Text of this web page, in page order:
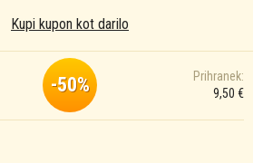
Kupi kupon kot darilo
-50%
Prihranek:
9,50 €